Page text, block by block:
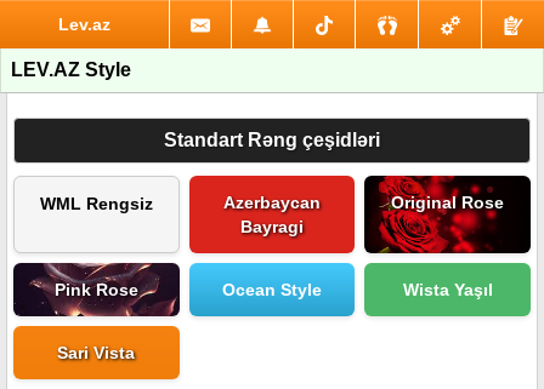
Lev.az
LEV.AZ Style
Standart Rəng çeşidləri
WML Rengsiz
Azerbaycan
Bayragi
Original Rose
Pink Rose Ocean Style Wista Yaşıl
Sari Vista